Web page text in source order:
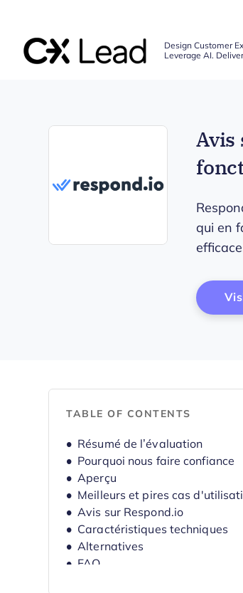
Design Customer
Leverage AI.
Avis
qui en
TABLE OF CONTENTS
Résumé de l’évaluation
Pourquoi nous faire confiance
Aperçu
Meilleurs et pires cas
Avis sur Respond.io
Caractéristiques techniques
Alternatives
FAQ